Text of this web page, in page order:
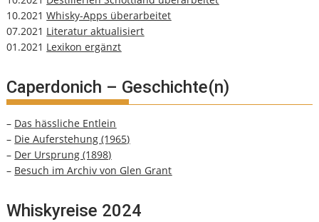
10.2021Whisky-Apps überarbeitet
07.2021 Literatur aktualisiert
01.2021 Lexikon ergänzt
Caperdonich – Geschichte(n)
– Das hässliche Entlein
– Die Auferstehung (1965)
– Der Ursprung (1898)
– Besuch im Archiv von Glen Grant
Whiskyreise 2024